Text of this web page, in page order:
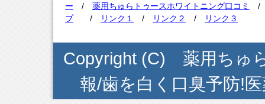
ー / 薬用ちゅらトゥースホワイトニング口コミ
プ/ リンク１ / リンク２ / リンク３
Copyright (C) 薬用ちゅ
報/歯を白く口臭予防!